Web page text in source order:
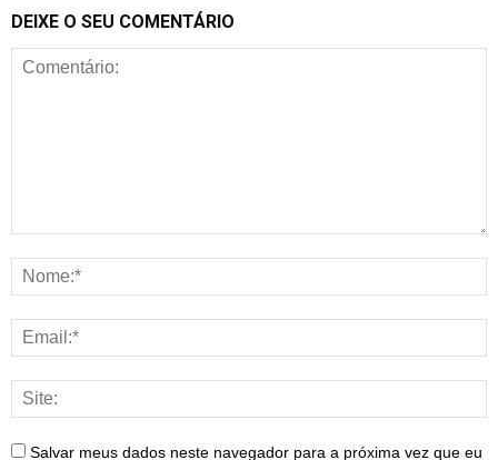
DEIXE O SEU COMENTÁRIO
Salvar meus dados neste navegador para a próxima vez que eu